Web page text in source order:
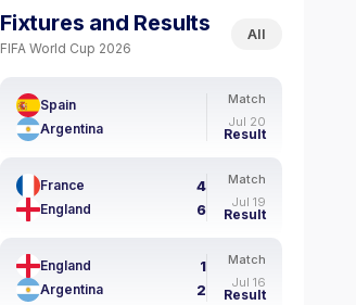
Fixtures and Results
FIFA World Cup 2026
All
Spain
Argentina
Match
Jul 20
Result
France 4
England 6
Match
Jul 19
Result
England 1
Argentina 2
Match
Jul 16
Result